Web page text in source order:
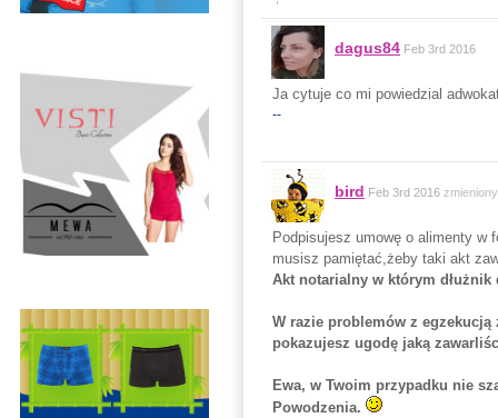
dagus84 Feb 3rd 2016
Ja cytuje co mi powiedzial
--
bird Feb 3rd 2016 zmieniony
Podpisujesz umowę o alimenty w
musisz pamiętać,żeby taki akt
Akt notarialny w którym
W razie problemów z
pokazujesz ugodę jaką
Ewa, w Twoim przypadku nie
Powodzenia.